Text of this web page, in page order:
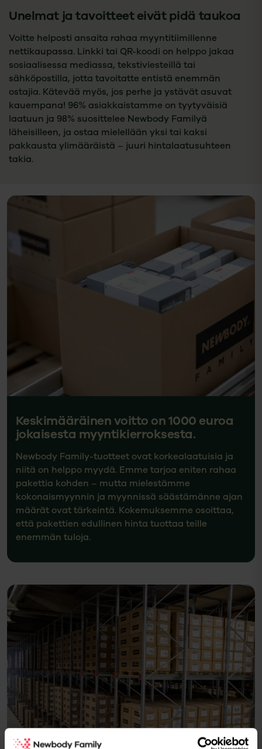
Unelmat ja tavoitteet eivät pidä taukoa
Voitte helposti ansaita rahaa myyntitiimillenne
nettikaupassa. Linkki tai QR-koodi on helppo jakaa
sosiaalisessa mediassa, tekstiviesteillä tai
sähköpostilla, jotta tavoitatte entistä enemmän
ostajia. Kätevää myös, jos perhe ja ystävät asuvat
kauempana! 96% asiakkaistamme on tyytyväisiä
laatuun ja 98% suosittelee Newbody Familyä
läheisilleen, ja ostaa mielellään yksi tai kaksi
pakkausta ylimääräistä – juuri hintalaatusuhteen
takia.
Keskimääräinen voitto on 1000 euroa
jokaisesta myyntikierroksesta.
Newbody Family-tuotteet ovat korkealaatuisia ja
niitä on helppo myydä. Emme tarjoa eniten rahaa
pakettia kohden – mutta mielestämme
kokonaismyynnin ja myynnissä säästämänne ajan
määrät ovat tärkeintä. Kokemuksemme osoittaa,
että pakettien edullinen hinta tuottaa teille
enemmän tuloja.